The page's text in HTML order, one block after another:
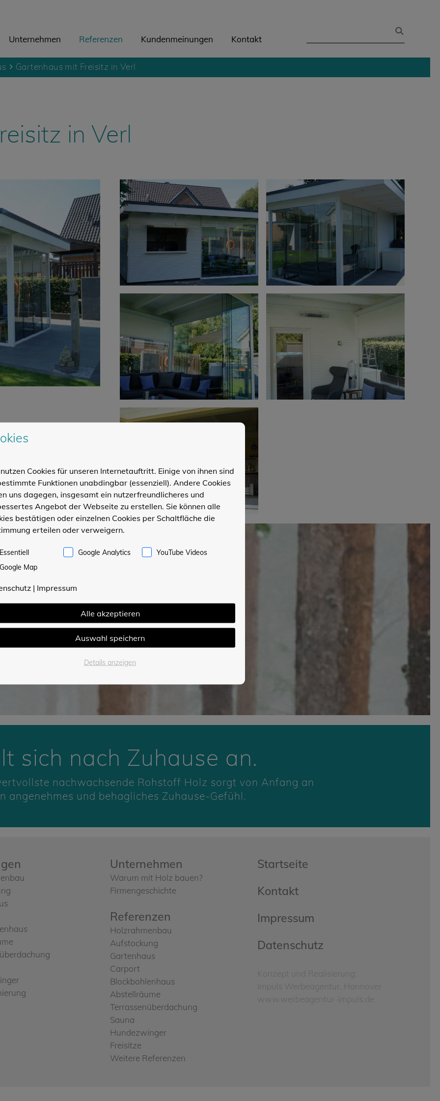
Unternehmen Referenzen Kundenmeinungen Kontakt
Gartenhaus mit Freisitz in Verl
in Verl
sich nach Zuhause an.
nachwachsende Rohstoff Holz sorgt von Anfang an
angenehmes und behagliches Zuhause-Gefühl.
Unternehmen
Warum mit Holz bauen?
Firmengeschichte
Referenzen
Holzrahmenbau
Aufstockung
Gartenhaus
Carport
Blockbohlenhaus
Abstellräume
Terrassenüberdachung
Sauna
Hundezwinger
Freisitze
Weitere Referenzen
Startseite
Kontakt
Impressum
Datenschutz
Konzept und Realisierung:
Impuls Werbeagentur, Hannover
www.werbeagentur-impuls.de
Cookies für unseren Internetauftritt. Einige von ihnen sind
Funktionen unabdingbar (essenziell). Andere Cookies
uns dagegen, insgesamt ein nutzerfreundlicheres und
Angebot der Webseite zu erstellen. Sie können alle
bestätigen oder einzelnen Cookies per Schaltfläche die
erteilen oder verweigern.
Essentiell Google Analytics
YouTube Videos
Google Map
| Impressum
Alle akzeptieren
Auswahl speichern
Details anzeigen